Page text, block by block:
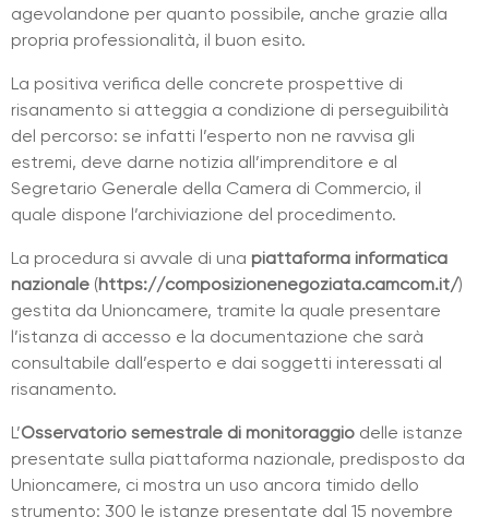
agevolandone per quanto possibile, anche grazie alla
propria professionalità, il buon esito.
La positiva verifica delle concrete prospettive di
risanamento si atteggia a condizione di perseguibilità
del percorso: se infatti l’esperto non ne ravvisa gli
estremi, deve darne notizia all’imprenditore e al
Segretario Generale della Camera di Commercio, il
quale dispone l’archiviazione del procedimento.
La procedura si avvale di una piattaforma informatica
nazionale (https://composizionenegoziata.camcom.it/)
gestita da Unioncamere, tramite la quale presentare
l’istanza di accesso e la documentazione che sarà
consultabile dall’esperto e dai soggetti interessati al
risanamento.
L’Osservatorio semestrale di monitoraggio delle istanze
presentate sulla piattaforma nazionale, predisposto da
Unioncamere, ci mostra un uso ancora timido dello
strumento: 300 le istanze presentate dal 15 novembre